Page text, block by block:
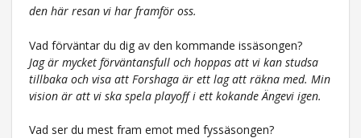
den här resan vi har framför oss.
Vad förväntar du dig av den kommande issäsongen?
Jag är mycket förväntansfull och hoppas att vi kan studsa
tillbaka och visa att Forshaga är ett lag att räkna med. Min
vision är att vi ska spela playoff i ett kokande Ängevi igen.
Vad ser du mest fram emot med fyssäsongen?